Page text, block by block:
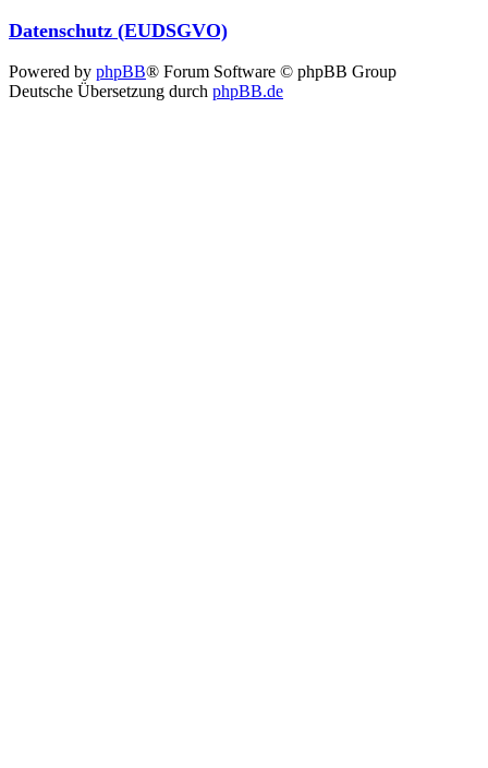
Datenschutz (EUDSGVO)
Powered by phpBB® Forum Software © phpBB Group
Deutsche Übersetzung durch phpBB.de